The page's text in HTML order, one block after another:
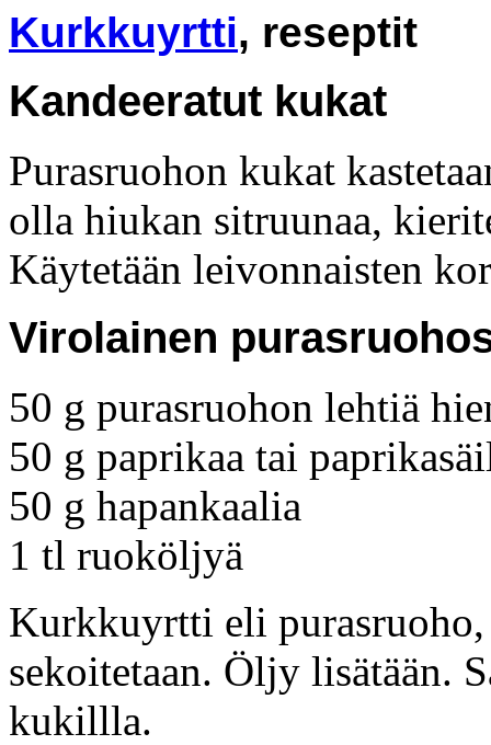
Kurkkuyrtti, reseptit
Kandeeratut kukat
Purasruohon kukat
olla hiukan sitruunaa,
Käytetään leivonnaisten
Virolainen
50 g purasruohon lehtiä
50 g paprikaa tai
50 g hapankaalia
1 tl ruoköljyä
Kurkkuyrtti eli
sekoitetaan. Öljy lisätään.
kukillla.